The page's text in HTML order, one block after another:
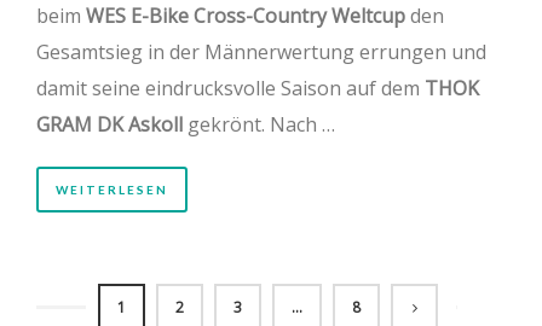
beim WES E-Bike Cross-Country Weltcupden
Gesamtsieg in der Männerwertung errungen und
damit seine eindrucksvolle Saison auf dem THOK
GRAM DK Askoll gekrönt. Nach …
WEITERLESEN
1 2 3 … 8